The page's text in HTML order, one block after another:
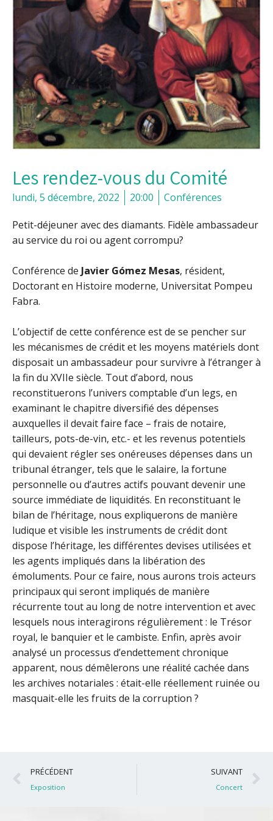
Les rendez-vous du Comité
lundi, 5 décembre, 2022 20:00 Conférences
Petit-déjeuner avec des diamants. Fidèle ambassadeur
au service du roi ou agent corrompu?
Conférence de Javier Gómez Mesas, résident,
Doctorant en Histoire moderne, Universitat Pompeu
Fabra.
L’objectif de cette conférence est de se pencher sur
les mécanismes de crédit et les moyens matériels dont
disposait un ambassadeur pour survivre à l’étranger à
la fin du XVIIe siècle. Tout d’abord, nous
reconstituerons l’univers comptable d’un legs, en
examinant le chapitre diversifié des dépenses
auxquelles il devait faire face – frais de notaire,
tailleurs, pots-de-vin, etc.- et les revenus potentiels
qui devaient régler ses onéreuses dépenses dans un
tribunal étranger, tels que le salaire, la fortune
personnelle ou d’autres actifs pouvant devenir une
source immédiate de liquidités. En reconstituant le
bilan de l’héritage, nous expliquerons de manière
ludique et visible les instruments de crédit dont
dispose l’héritage, les différentes devises utilisées et
les agents impliqués dans la libération des
émoluments. Pour ce faire, nous aurons trois acteurs
principaux qui seront impliqués de manière
récurrente tout au long de notre intervention et avec
lesquels nous interagirons régulièrement : le Trésor
royal, le banquier et le cambiste. Enfin, après avoir
analysé un processus d’endettement chronique
apparent, nous démêlerons une réalité cachée dans
les archives notariales : était-elle réellement ruinée ou
masquait-elle les fruits de la corruption ?
Précédent
PRÉCÉDENT
Exposition
SUIVANT
Concert